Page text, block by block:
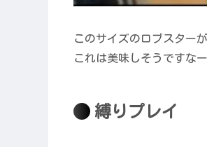
このサイズのロブスター
これは美味しそうですなー
縛りプレイ